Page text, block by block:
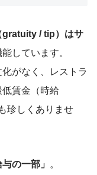
gratuity / tip）はサ
しています。
がなく、レストラ
賃金（時給
珍しくありませ
の一部」 。